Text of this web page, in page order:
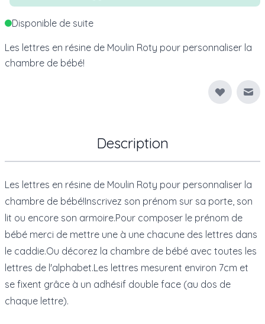
Disponible de suite
Les lettres en résine de Moulin Roty pour personnaliser la
chambre de bébé!
Description
Les lettres en résine de Moulin Roty pour personnaliser la
chambre de bébé!Inscrivez son prénom sur sa porte, son
lit ou encore son armoire.Pour composer le prénom de
bébé merci de mettre une à une chacune des lettres dans
le caddie.Ou décorez la chambre de bébé avec toutes les
lettres de l'alphabet.Les lettres mesurent environ 7cm et
se fixent grâce à un adhésif double face (au dos de
chaque lettre).